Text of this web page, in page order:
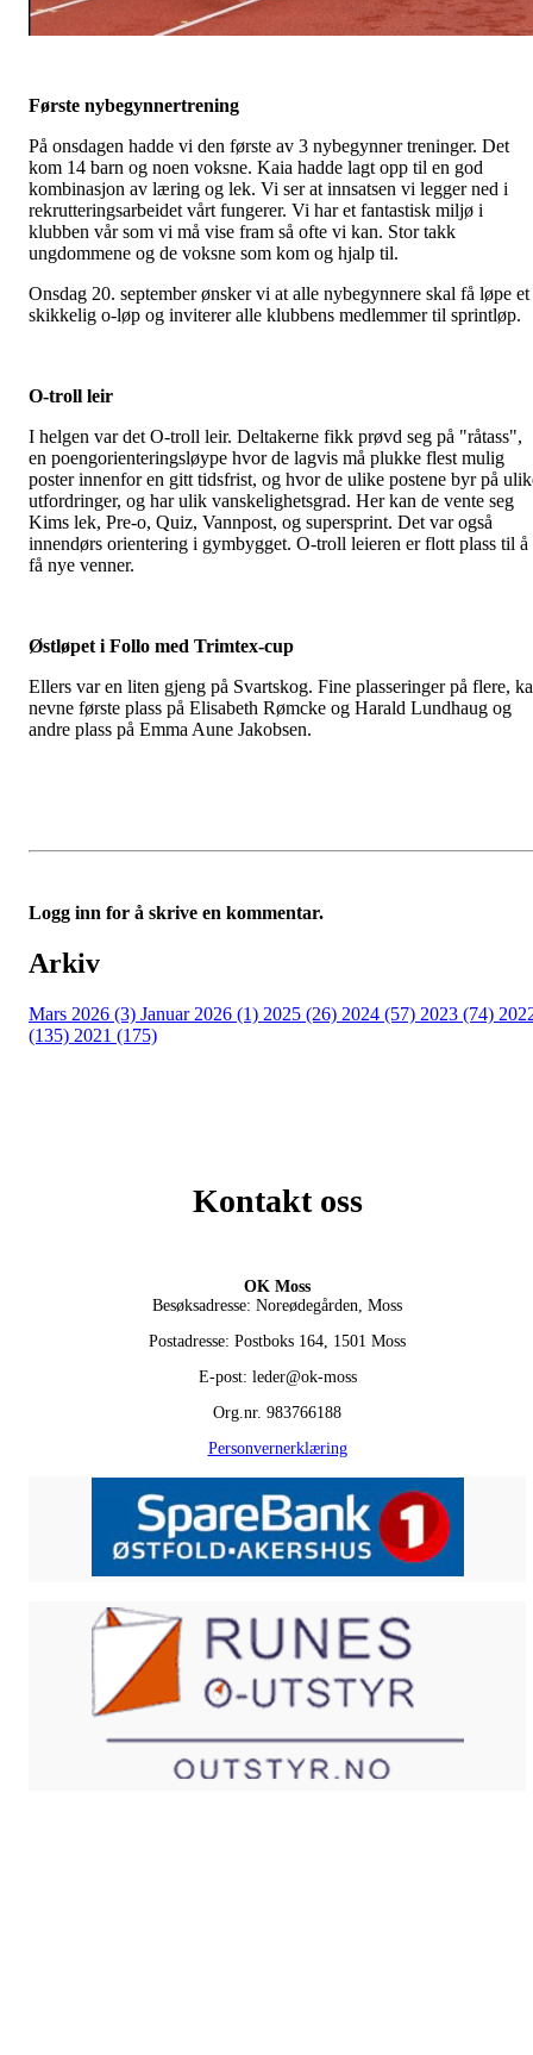
Første nybegynnertrening
På onsdagen hadde vi den første av 3 nybegynner treninger. Det
kom 14 barn og noen voksne. Kaia hadde lagt opp til en god
kombinasjon av læring og lek. Vi ser at innsatsen vi legger ned i
rekrutteringsarbeidet vårt fungerer. Vi har et fantastisk miljø i
klubben vår som vi må vise fram så ofte vi kan. Stor takk
ungdommene og de voksne som kom og hjalp til.
Onsdag 20. september ønsker vi at alle nybegynnere skal få løpe et
skikkelig o-løp og inviterer alle klubbens medlemmer til sprintløp.
O-troll leir
I helgen var det O-troll leir. Deltakerne fikk prøvd seg på "råtass",
en poengorienteringsløype hvor de lagvis må plukke flest mulig
poster innenfor en gitt tidsfrist, og hvor de ulike postene byr på
utfordringer, og har ulik vanskelighetsgrad. Her kan de vente seg
Kims lek, Pre-o, Quiz, Vannpost, og supersprint. Det var også
innendørs orientering i gymbygget. O-troll leieren er flott plass til å
få nye venner.
Østløpet i Follo med Trimtex-cup
Ellers var en liten gjeng på Svartskog. Fine plasseringer på flere,
nevne første plass på Elisabeth Rømcke og Harald Lundhaug og
andre plass på Emma Aune Jakobsen.
Logg inn for å skrive en kommentar.
Arkiv
Mars 2026 (3) Januar 2026 (1) 2025 (26) 2024 (57) 2023 (74)
(135) 2021 (175)
Kontakt oss
OK Moss
Besøksadresse: Noreødegården, Moss
Postadresse: Postboks 164, 1501 Moss
E-post: leder@ok-moss
Org.nr. 983766188
Personvernerklæring